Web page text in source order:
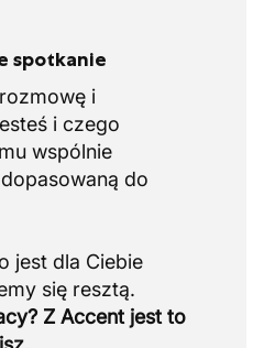
spotkanie
i
i czego
wspólnie
do
jest dla Ciebie
Z Accent jest to